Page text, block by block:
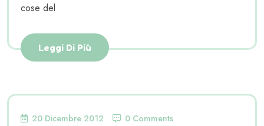
cose del
Leggi Di Più
20 Dicembre 2012 0 Comments